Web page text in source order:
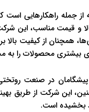
از جمله راهکارهایی
و قیمت مناسب، این
همچنان از کیفیت
بیشتری محصولات را به
پیشگامان در صنعت
این شرکت از طریق
بخشیده است.